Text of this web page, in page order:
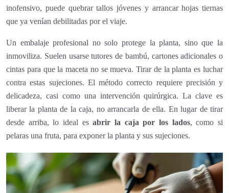
inofensivo, puede quebrar tallos jóvenes y arrancar hojas tiernas
que ya venían debilitadas por el viaje.
Un embalaje profesional no solo protege la planta, sino que la
inmoviliza. Suelen usarse tutores de bambú, cartones adicionales o
cintas para que la maceta no se mueva. Tirar de la planta es luchar
contra estas sujeciones. El método correcto requiere precisión y
delicadeza, casi como una intervención quirúrgica. La clave es
liberar la planta de la caja, no arrancarla de ella. En lugar de tirar
desde arriba, lo ideal esabrir la caja por los lados, como si
pelaras una fruta, para exponer la planta y sus sujeciones.